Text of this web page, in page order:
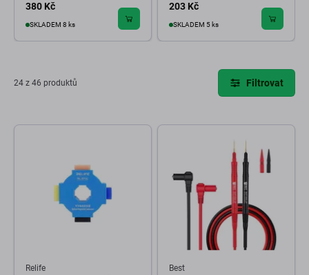
380 Kč
SKLADEM 8 ks
203 Kč
SKLADEM 5 ks
24 z 46 produktů Filtrovat
Relife
Best